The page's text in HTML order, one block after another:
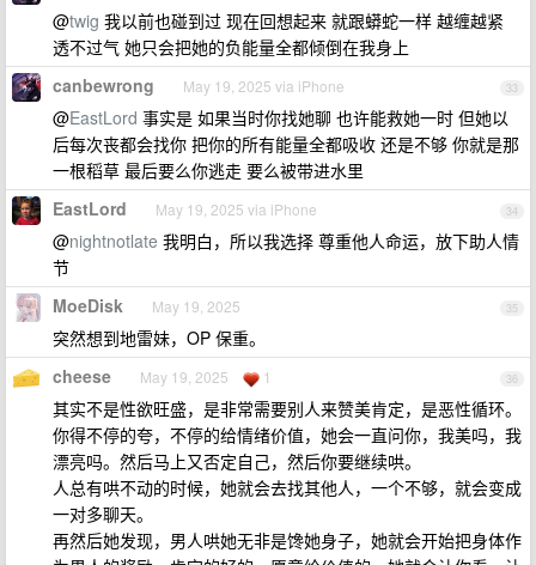
@twig 我以前也碰到过 现在回想起来 就跟蟒蛇一样 越缠越紧
透不过气 她只会把她的负能量全都倾倒在我身上
33
canbewrong May 19, 2025 via iPhone
@EastLord 事实是 如果当时你找她聊 也许能救她一时 但她以
后每次丧都会找你 把你的所有能量全都吸收 还是不够 你就是那
一根稻草 最后要么你逃走 要么被带进水里
34
EastLord May 19, 2025 via iPhone
@nightnotlate 我明白，所以我选择 尊重他人命运，放下助人情
节
35
MoeDisk May 19, 2025
突然想到地雷妹，OP 保重。
36
cheese May 19, 2025 1
其实不是性欲旺盛，是非常需要别人来赞美肯定，是恶性循环。
你得不停的夸，不停的给情绪价值，她会一直问你，我美吗，我
漂亮吗。然后马上又否定自己，然后你要继续哄。
人总有哄不动的时候，她就会去找其他人，一个不够，就会变成
一对多聊天。
再然后她发现，男人哄她无非是馋她身子，她就会开始把身体作